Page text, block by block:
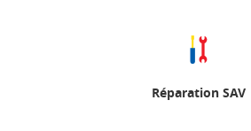
Réparation SAV